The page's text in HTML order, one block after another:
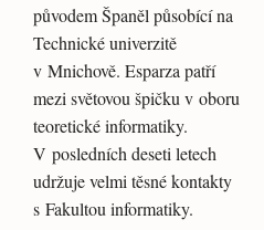
původem Španěl působící na
Technické univerzitě
v Mnichově. Esparza patří
mezi světovou špičku v oboru
teoretické informatiky.
V posledních deseti letech
udržuje velmi těsné kontakty
s Fakultou informatiky.